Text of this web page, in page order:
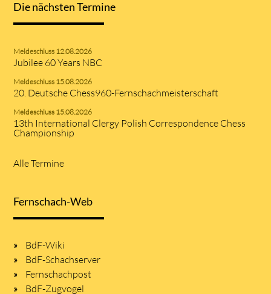
Die nächsten Termine
Meldeschluss 12.08.2026
Jubilee 60 Years NBC
Meldeschluss 15.08.2026
20. Deutsche Chess960-Fernschachmeisterschaft
Meldeschluss 15.08.2026
13th International Clergy Polish Correspondence Chess
Championship
Alle Termine
Fernschach-Web
BdF-Wiki
BdF-Schachserver
Fernschachpost
BdF-Zugvogel